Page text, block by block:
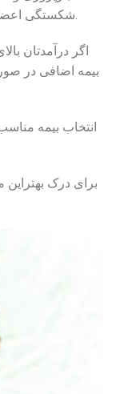
انتخاب بیمه
برای درک بهتراین